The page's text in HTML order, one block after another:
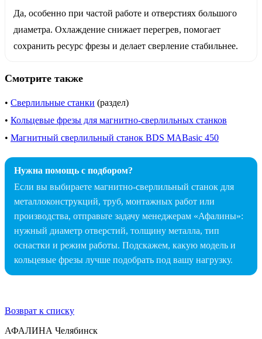
Да, особенно при частой работе и отверстиях большого
диаметра. Охлаждение снижает перегрев, помогает
сохранить ресурс фрезы и делает сверление стабильнее.
Смотрите также
• Сверлильные станки (раздел)
• Кольцевые фрезы для магнитно-сверлильных станков
• Магнитный сверлильный станок BDS MABasic 450
Нужна помощь с подбором?
Если вы выбираете магнитно-сверлильный станок для
металлоконструкций, труб, монтажных работ или
производства, отправьте задачу менеджерам «Афалины»:
нужный диаметр отверстий, толщину металла, тип
оснастки и режим работы. Подскажем, какую модель и
кольцевые фрезы лучше подобрать под вашу нагрузку.
Возврат к списку
АФАЛИНА Челябинск